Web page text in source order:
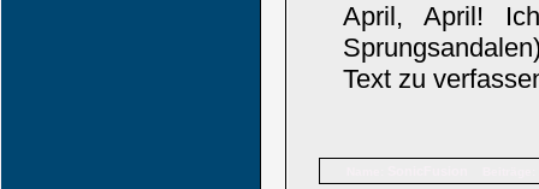
April, April!
Text zu